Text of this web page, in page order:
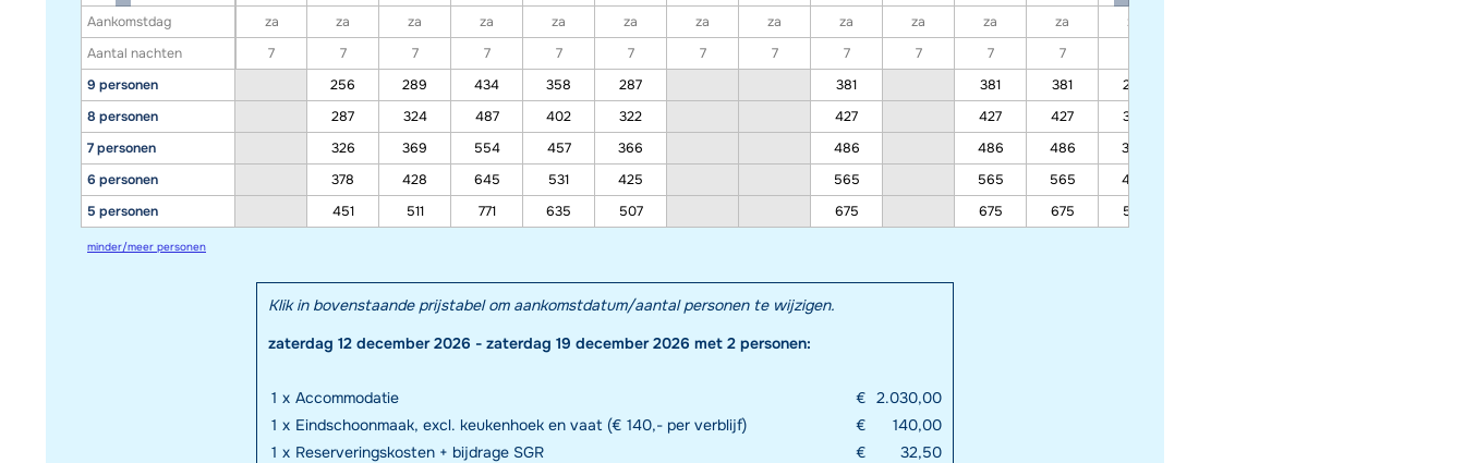
Aankomstdag
Aantal nachten
9 personen
8 personen
7 personen
6 personen
5 personen
za
za za za za za za za za za za za za
7
7 7 7 7 7 7 7 7 7 7 7
256
289 434 358 287 381 381 381 287
287
324 487 402 322 427 427 427 322
326
369 554 457 366 486 486 486 366
378
428 645 531 425 565 565 565 425
451
511 771 635 507 675 675 675 507
minder/meer personen
Klik in bovenstaande prijstabel om aankomstdatum/aantal personen te wijzigen.
zaterdag 12 december 2026 - zaterdag 19 december 2026 met 2 personen:
1 x Accommodatie € 2.030,00
1 x Eindschoonmaak, excl. keukenhoek en vaat (€ 140,- per verblijf) €
140,00
1 x Reserveringskosten + bijdrage SGR €
32,50